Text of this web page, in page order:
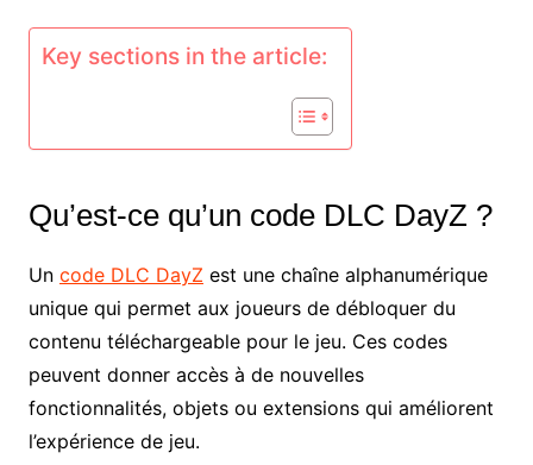
Key sections in the article:
Qu’est-ce qu’un code DLC DayZ ?
Un code DLC DayZ est une chaîne alphanumérique
unique qui permet aux joueurs de débloquer du
contenu téléchargeable pour le jeu. Ces codes
peuvent donner accès à de nouvelles
fonctionnalités, objets ou extensions qui améliorent
l’expérience de jeu.